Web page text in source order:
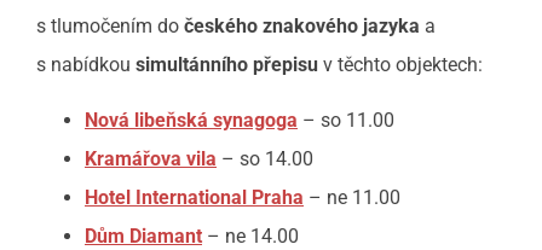
s tlumočením do českého znakového jazyka a
s nabídkou simultánního přepisu v těchto objektech:
Nová libeňská synagoga – so 11.00
Kramářova vila – so 14.00
Hotel International Praha – ne 11.00
Dům Diamant – ne 14.00